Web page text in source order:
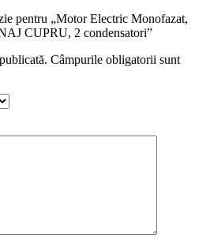
pentru „Motor Electric Monofazat,
CUPRU, 2 condensatori”
Câmpurile obligatorii sunt